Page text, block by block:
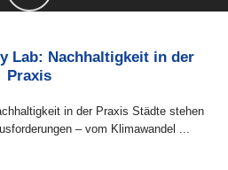
Lab: Nachhaltigkeit in der
Praxis
in der Praxis Städte stehen
– vom Klimawandel ...
- So 08.11.2026
Hirschluch